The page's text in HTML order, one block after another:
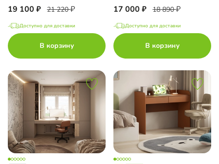
19 100 21 220
Доступно для доставки
В корзину
17 000 18 890
Доступно для доставки
В корзину